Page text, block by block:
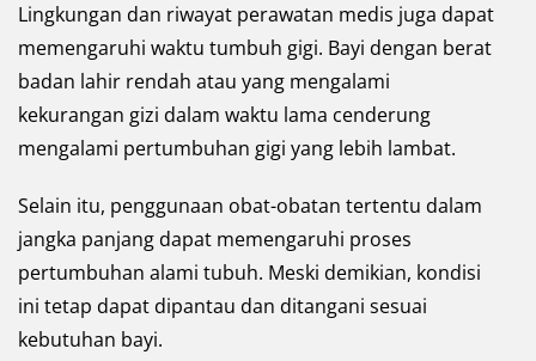
Lingkungan dan riwayat perawatan medis juga dapat
memengaruhi waktu tumbuh gigi. Bayi dengan berat
badan lahir rendah atau yang mengalami
kekurangan gizi dalam waktu lama cenderung
mengalami pertumbuhan gigi yang lebih lambat.
Selain itu, penggunaan obat-obatan tertentu dalam
jangka panjang dapat memengaruhi proses
pertumbuhan alami tubuh. Meski demikian, kondisi
ini tetap dapat dipantau dan ditangani sesuai
kebutuhan bayi.